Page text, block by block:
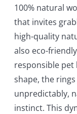
100% natural
that invites
high-quality
also eco-
responsible pet
shape, the
unpredictably,
instinct. This